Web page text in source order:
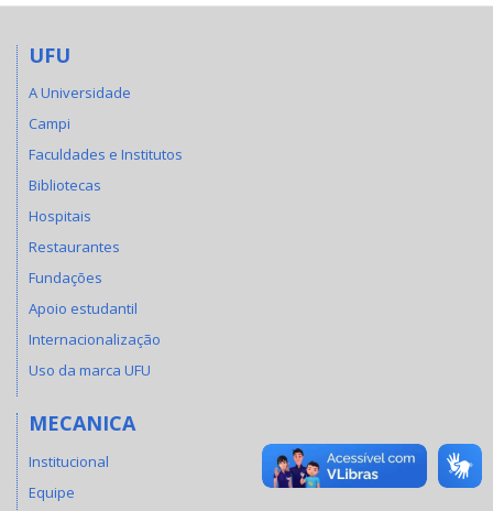
UFU
A Universidade
Campi
Faculdades e Institutos
Bibliotecas
Hospitais
Restaurantes
Fundações
Apoio estudantil
Internacionalização
Uso da marca UFU
MECANICA
Institucional
Equipe